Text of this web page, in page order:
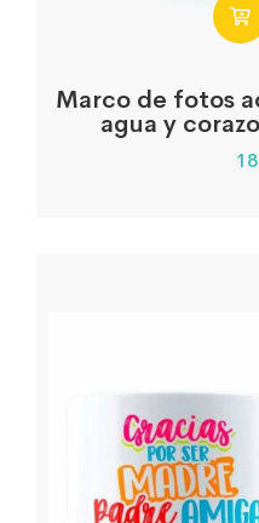
Marco de fotos
agua y